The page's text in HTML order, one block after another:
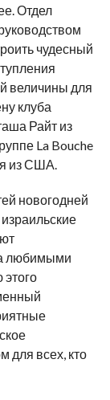
Отдел
чудесный
величины для
клуба
Райт из
La Bouche
из США.
новогодней
любимыми
для всех, кто